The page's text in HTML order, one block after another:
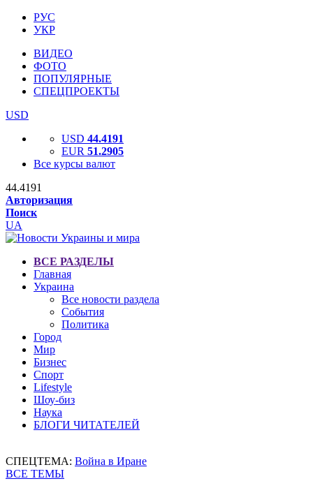
РУС
УКР
ВИДЕО
ФОТО
ПОПУЛЯРНЫЕ
СПЕЦПРОЕКТЫ
USD
USD 44.4191
EUR 51.2905
Все курсы валют
44.4191
Авторизация
Поиск
UA
ВСЕ РАЗДЕЛЫ
Главная
Украина
Все новости раздела
События
Политика
Город
Мир
Бизнес
Спорт
Lifestyle
Шоу-биз
Наука
БЛОГИ ЧИТАТЕЛЕЙ
СПЕЦТЕМА: Война в Иране
ВСЕ ТЕМЫ